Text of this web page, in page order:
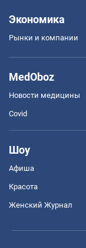
Экономика
Рынки и компании
MedOboz
Новости медицины
Covid
Шоу
Афиша
Красота
Женский Журнал